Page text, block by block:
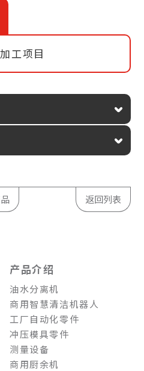
工项目
返回列表
产品介绍
油水分离机
商用智慧清洁机器人
工厂自动化零件
冲压模具零件
测量设备
商用厨余机